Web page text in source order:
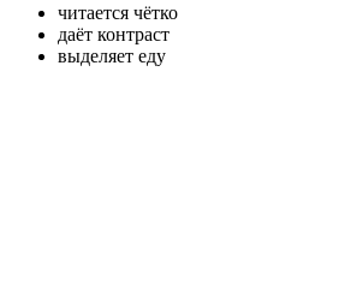
читается чётко
даёт контраст
выделяет еду